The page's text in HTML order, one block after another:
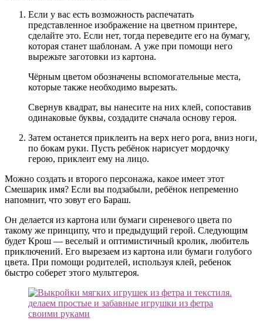
Если у вас есть возможность распечатать
представленное изображение на цветном принтере,
сделайте это. Если нет, тогда переведите его на бумагу,
которая станет шаблонам. А уже при помощи него
вырежьте заготовки из картона.
Чёрным цветом обозначены вспомогательные места,
которые также необходимо вырезать.
Свернув квадрат, вы нанесите на них клей, сопоставив
одинаковые буквы, создадите сначала основу героя.
Затем останется приклеить на верх него рога, вниз ноги,
по бокам руки. Пусть ребёнок нарисует мордочку
герою, приклеит ему на лицо.
Можно создать и второго персонажа, какое имеет этот
Смешарик имя? Если вы подзабыли, ребёнок непременно
напомнит, что зовут его Бараш.
Он делается из картона или бумаги сиреневого цвета по
такому же принципу, что и предыдущий герой. Следующим
будет Крош — веселый и оптимистичный кролик, любитель
приключений. Его вырезаем из картона или бумаги голубого
цвета. При помощи родителей, используя клей, ребенок
быстро соберет этого мультгероя.